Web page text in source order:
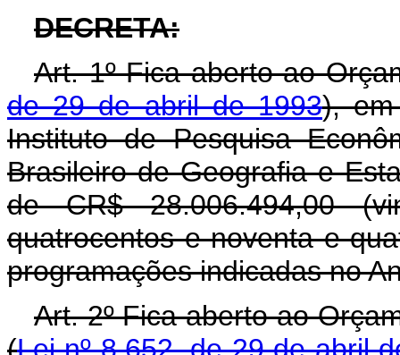
DECRETA:
Art. 1º Fica aberto ao
de 29 de abril de 1993), em
Instituto de Pesquisa
Brasileiro de Geografia e
de CR$ 28.006.494,00
quatrocentos e noventa e
programações indicadas no
Art. 2º Fica aberto ao